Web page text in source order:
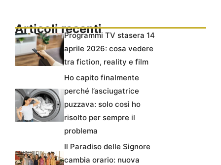
Articoli recentiProgrammi TV stasera 14
aprile 2026: cosa vedere
tra fiction, reality e film
Ho capito finalmente
perché l’asciugatrice
puzzava: solo così ho
risolto per sempre il
problema
Il Paradiso delle Signore
cambia orario: nuova